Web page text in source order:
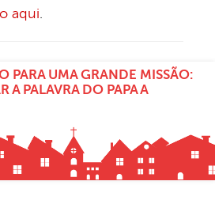
aqui.
PARA UMA GRANDE MISSÃO:
A PALAVRA DO PAPA A